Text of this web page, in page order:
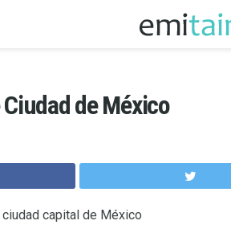
de México
capital de México